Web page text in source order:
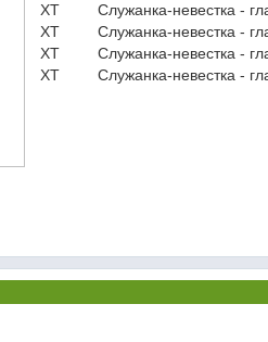
ХТ
Служанка-невестка -
ХТ
Служанка-невестка -
ХТ
Служанка-невестка -
ХТ
Служанка-невестка -